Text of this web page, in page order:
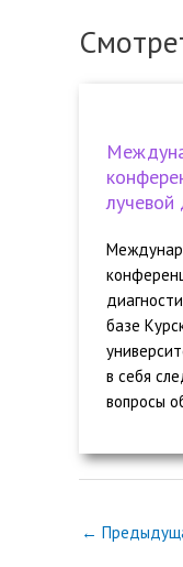
лучевой
базе
в себя
вопросы
←